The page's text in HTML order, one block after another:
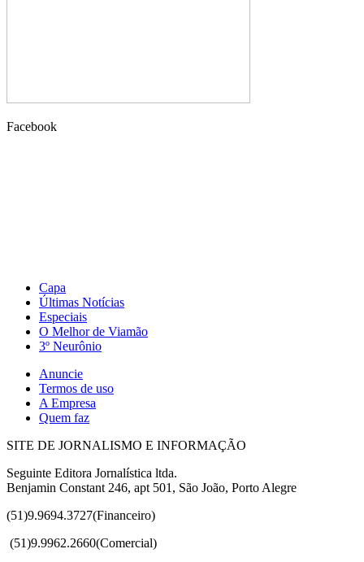
Facebook
Capa
Últimas Notícias
Especiais
O Melhor de Viamão
3º Neurônio
Anuncie
Termos de uso
A Empresa
Quem faz
SITE DE JORNALISMO E INFORMAÇÃO
Seguinte Editora Jornalística ltda.
Benjamin Constant 246, apt 501, São João, Porto Alegre
(51)9.9694.3727(Financeiro)
(51)9.9962.2660(Comercial)